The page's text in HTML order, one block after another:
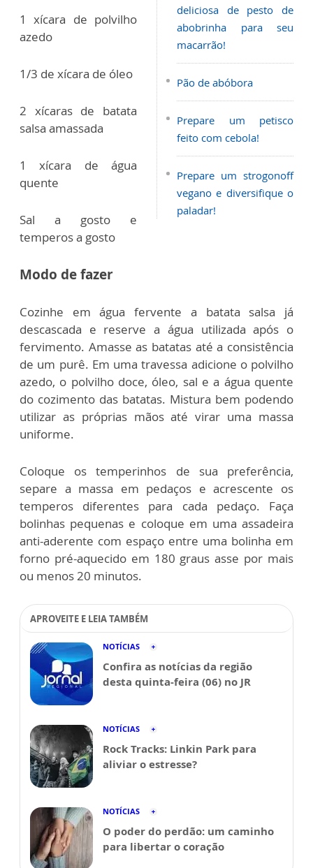
deliciosa de pesto de
abobrinha para seu
macarrão!
Pão de abóbora
Prepare um petisco
feito com cebola!
Prepare um strogonoff
vegano e diversifique o
paladar!
1 xícara de polvilho
azedo
1/3 de xícara de óleo
2 xícaras de batata
salsa amassada
1 xícara de água
quente
Sal a gosto e
temperos a gosto
Modo de fazer
Cozinhe em água fervente a batata salsa já
descascada e reserve a água utilizada após o
fervimento. Amasse as batatas até a consistência
de um purê. Em uma travessa adicione o polvilho
azedo, o polvilho doce, óleo, sal e a água quente
do cozimento das batatas. Mistura bem podendo
utilizar as próprias mãos até virar uma massa
uniforme.
Coloque os temperinhos de sua preferência,
separe a massa em pedaços e acrescente os
temperos diferentes para cada pedaço. Faça
bolinhas pequenas e coloque em uma assadeira
anti-aderente com espaço entre uma bolinha em
forno pré-aquecido em 180 graus asse por mais
ou menos 20 minutos.
APROVEITE E LEIA TAMBÉM
NOTÍCIAS
Confira as notícias da região
desta quinta-feira (06) no JR
NOTÍCIAS
Rock Tracks: Linkin Park para
aliviar o estresse?
NOTÍCIAS
O poder do perdão: um caminho
para libertar o coração